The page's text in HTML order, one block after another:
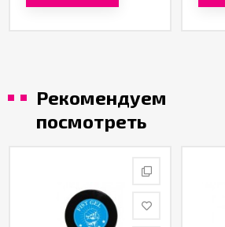
Рекомендуем
посмотреть